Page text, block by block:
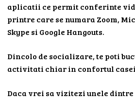
aplicatii ce permit conferinte
printre care se numara Zoom,
Skype si Google Hangouts.
Dincolo de socializare, te poti
activitati chiar in confortul
Daca vrei sa vizitezi unele